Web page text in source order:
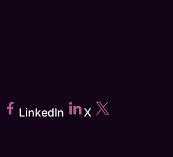
LinkedIn X